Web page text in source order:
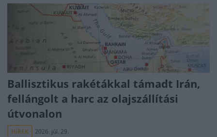
Ballisztikus rakétákkal támadt Irán,
fellángolt a harc az olajszállítási
útvonalon
HÍREK 2026. júl. 29.